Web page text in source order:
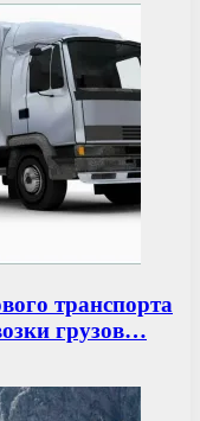
транспорта
грузов…